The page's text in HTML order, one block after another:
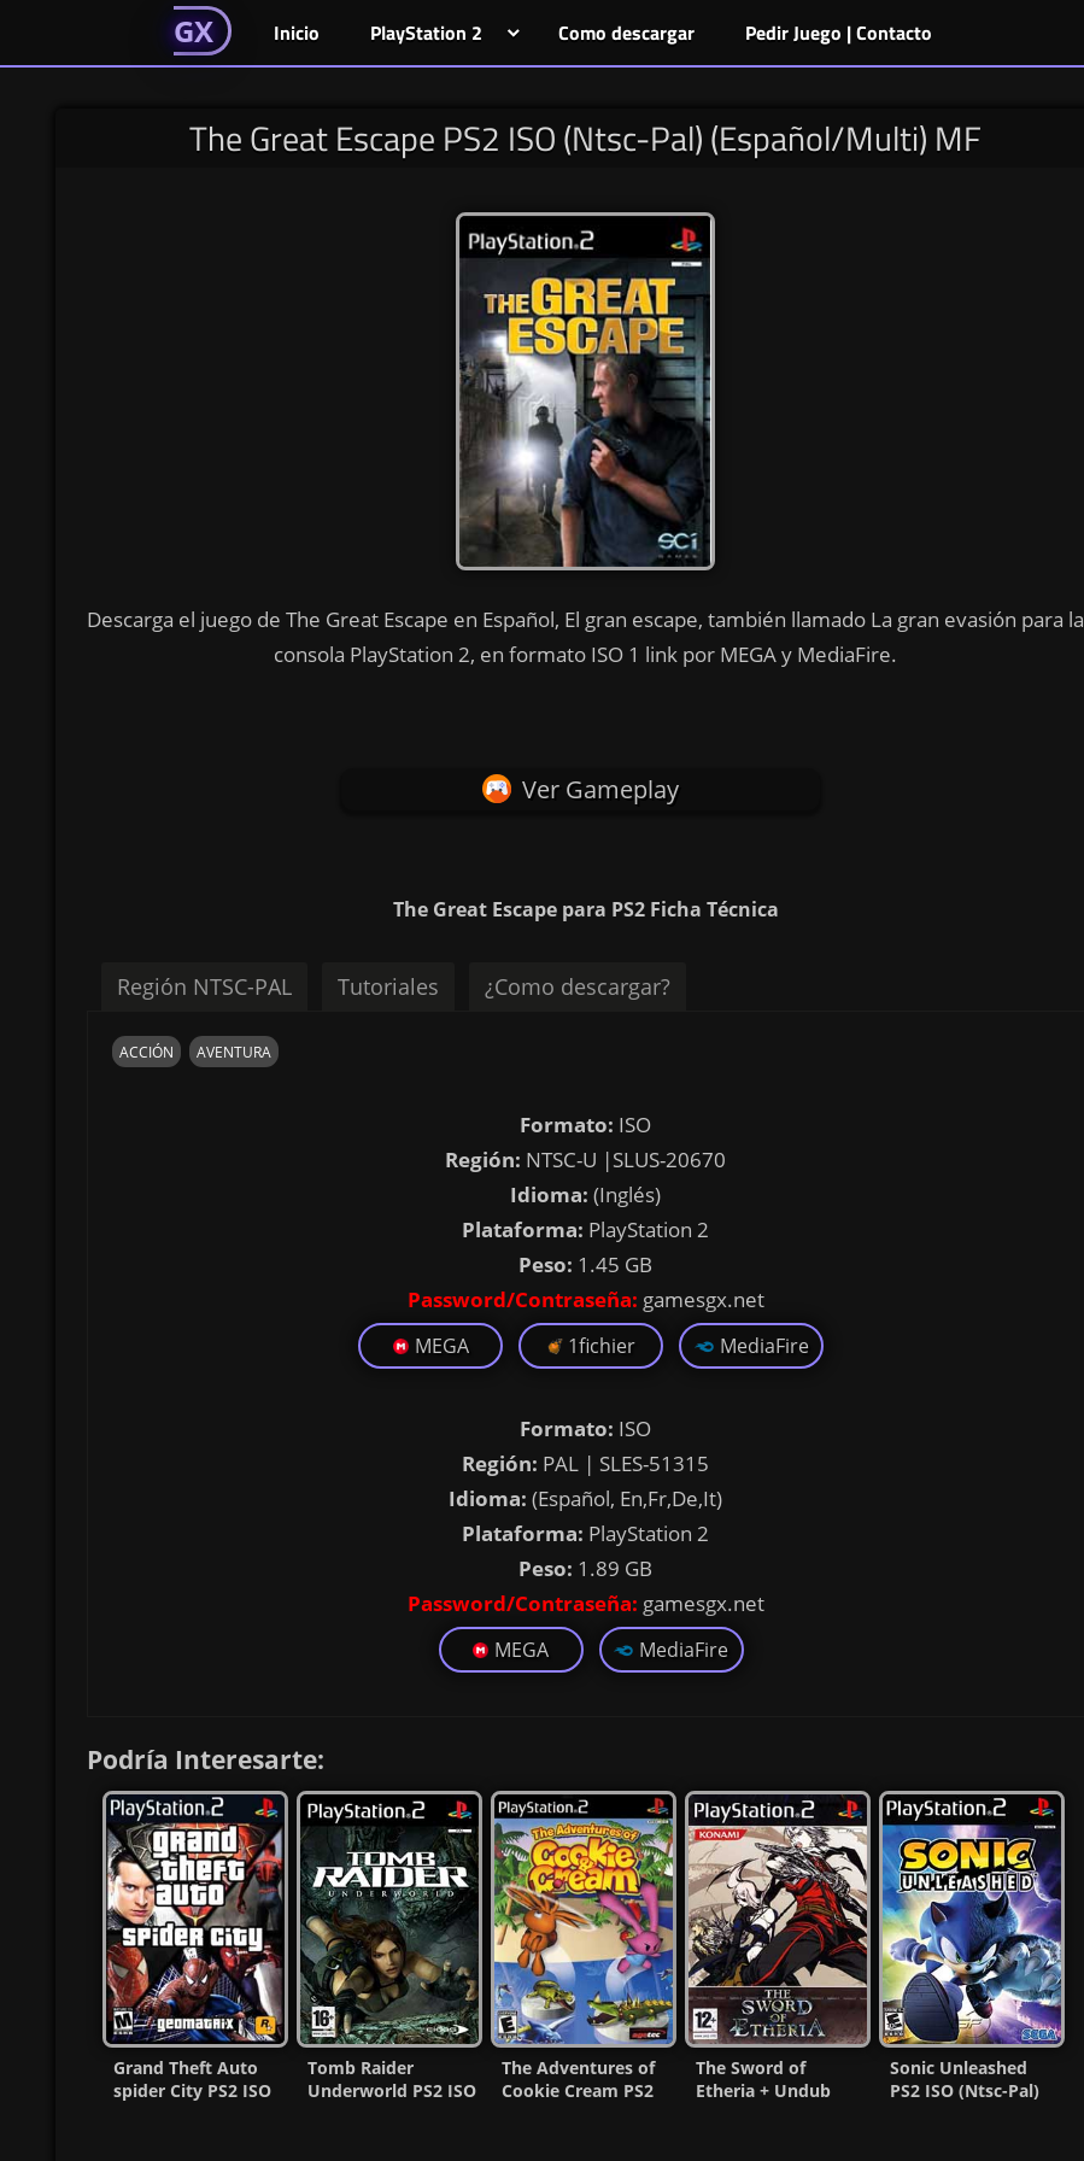
GAMESGX
GAMESGX Inicio PlayStation 2 Como descargar Pedir Juego | Contacto
The Great Escape PS2 ISO (Ntsc-Pal) (Español/Multi) MF
Descarga el juego de The Great Escape en Español, El gran escape, también llamado La gran evasión para la
consola PlayStation 2, en formato ISO 1 link por MEGA y MediaFire.
Ver Gameplay
The Great Escape para PS2 Ficha Técnica
Región NTSC-PAL Tutoriales ¿Como descargar?
ACCIÓN AVENTURA
Formato: ISO
Región: NTSC-U |SLUS-20670
Idioma: (Inglés)
Plataforma: PlayStation 2
Peso: 1.45 GB
Password/Contraseña: gamesgx.net
MEGA 1fichier MediaFire
Formato: ISO
Región: PAL | SLES-51315
Idioma: (Español, En,Fr,De,It)
Plataforma: PlayStation 2
Peso: 1.89 GB
Password/Contraseña: gamesgx.net
MEGA MediaFire
Podría Interesarte:
Grand Theft Auto
spider City PS2 ISO
Tomb Raider
Underworld PS2 ISO
The Adventures of
Cookie Cream PS2
The Sword of
Etheria + Undub
Sonic Unleashed
PS2 ISO (Ntsc-Pal)